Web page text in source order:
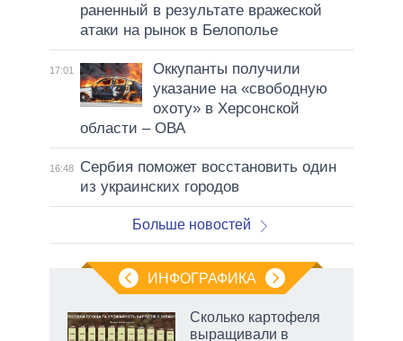
раненный в результате вражеской
атаки на рынок в Белополье
17:01
Оккупанты получили
указание на «свободную
охоту» в Херсонской
области – ОВА
16:48
Сербия поможет восстановить один
из украинских городов
Больше новостей
ИНФОГРАФИКА
Сколько картофеля
выращивали в